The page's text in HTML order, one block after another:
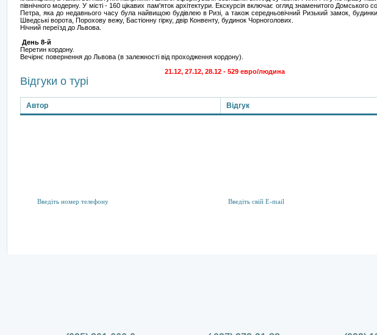
північного модерну. У місті - 160 цікавих пам'яток архітектури. Екскурсія включає огляд знаменитого Домського
Петра, яка до недавнього часу була найвищою будівлею в Ризі, а також середньовічний Ризький замок, будинки
Шведські ворота, Порохову вежу, Бастіонну гірку, двір Конвенту, будинок Чорноголових.
Нічний переїзд до Львова.
День 8-й
Перетин кордону.
Вечірнє повернення до Львова (в залежності від проходження кордону).
21.12, 27.12, 28.12 - 529 евро/людина
Відгуки о турі
Автор Відгук